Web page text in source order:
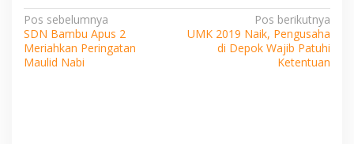
Navigasi
pos
Pos sebelumnya
SDN Bambu Apus 2
Meriahkan Peringatan
Maulid Nabi
Pos berikutnya
UMK 2019 Naik, Pengusaha
di Depok Wajib Patuhi
Ketentuan